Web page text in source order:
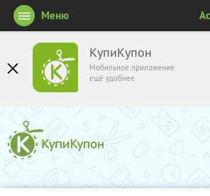
КупиКупон
Мобильное приложение
ещё удобнее
Меню